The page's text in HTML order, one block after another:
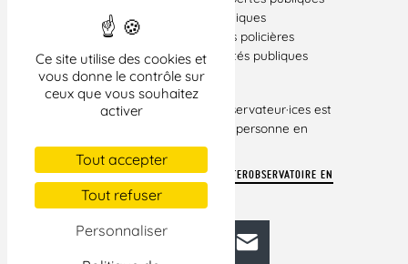
Ce site utilise des cookies et
vous donne le contrôle sur
ceux que vous souhaitez
activer
Tout accepter
Tout refuser
Personnaliser
Observatoire rennais des libertés publiques
Observatoire toulousain des pratiques policières
Observatoire strasbourgeois des libertés publiques
Le 22 juillet 2024
Sauf lorsque l’intervention des observateur·ices est
nécessaire pour porter secours à une personne en
grand danger physique
TÉLÉCHARGER LE COMMUNIQUÉ DE PRESSE INTEROBSERVATOIRE EN
Facebook
BlueskyMastodonLinkedIn